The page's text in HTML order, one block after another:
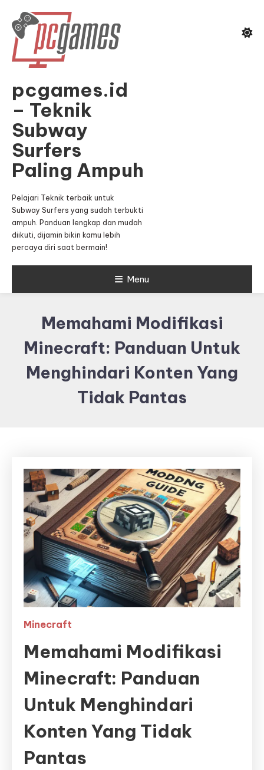
Content
pcgames.id
– Teknik
Subway
Surfers
Paling Ampuh
Pelajari Teknik terbaik untuk
Subway Surfers yang sudah terbukti
ampuh. Panduan lengkap dan mudah
diikuti, dijamin bikin kamu lebih
percaya diri saat bermain!
Menu
Memahami Modifikasi
Minecraft: Panduan Untuk
Menghindari Konten Yang
Tidak Pantas
Minecraft
Memahami Modifikasi
Minecraft: Panduan
Untuk Menghindari
Konten Yang Tidak
Pantas